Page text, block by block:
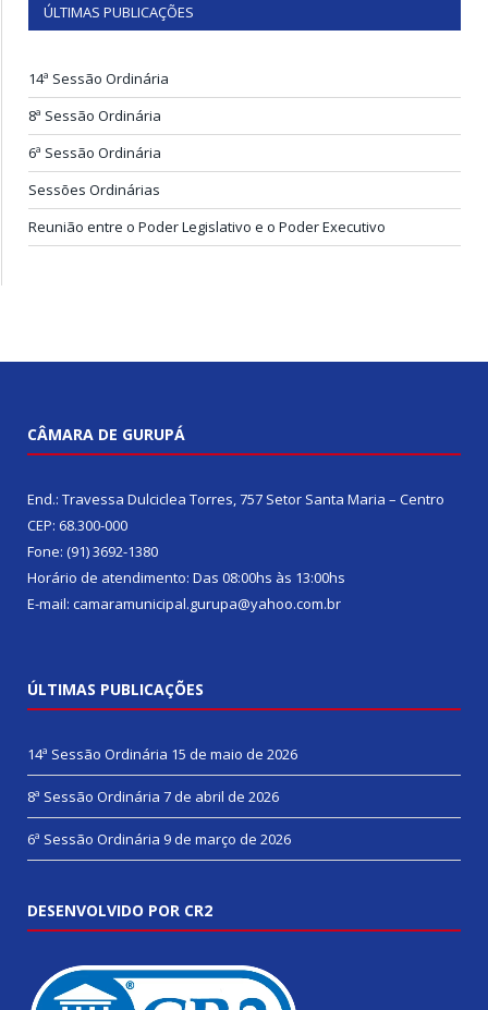
ÚLTIMAS PUBLICAÇÕES
14ª Sessão Ordinária
8ª Sessão Ordinária
6ª Sessão Ordinária
Sessões Ordinárias
Reunião entre o Poder Legislativo e o Poder Executivo
CÂMARA DE GURUPÁ
End.: Travessa Dulciclea Torres, 757 Setor Santa Maria – Centro
CEP: 68.300-000
Fone: (91) 3692-1380
Horário de atendimento: Das 08:00hs às 13:00hs
E-mail: camaramunicipal.gurupa@yahoo.com.br
ÚLTIMAS PUBLICAÇÕES
14ª Sessão Ordinária 15 de maio de 2026
8ª Sessão Ordinária 7 de abril de 2026
6ª Sessão Ordinária 9 de março de 2026
DESENVOLVIDO POR CR2